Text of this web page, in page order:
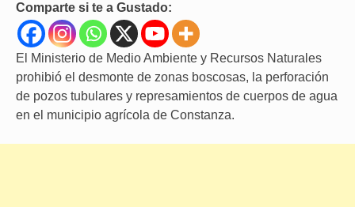
Comparte si te a Gustado:
El Ministerio de Medio Ambiente y Recursos Naturales
prohibió el desmonte de zonas boscosas, la perforación
de pozos tubulares y represamientos de cuerpos de agua
en el municipio agrícola de Constanza.